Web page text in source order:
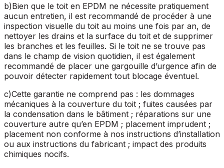
b)Bien que le toit en EPDM ne nécessite pratiquement
aucun entretien, il est recommandé de procéder à une
inspection visuelle du toit au moins une fois par an, de
nettoyer les drains et la surface du toit et de supprimer
les branches et les feuilles. Si le toit ne se trouve pas
dans le champ de vision quotidien, il est également
recommandé de placer une gargouille d’urgence afin de
pouvoir détecter rapidement tout blocage éventuel.
c)Cette garantie ne comprend pas : les dommages
mécaniques à la couverture du toit ; fuites causées par
la condensation dans le bâtiment ; réparations sur une
couverture autre qu’en EPDM ; placement imprudent ;
placement non conforme à nos instructions d’installation
ou aux instructions du fabricant ; impact des produits
chimiques nocifs.